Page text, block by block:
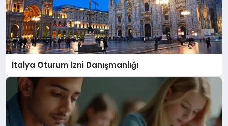
İtalya Oturum İzni Danışmanlığı